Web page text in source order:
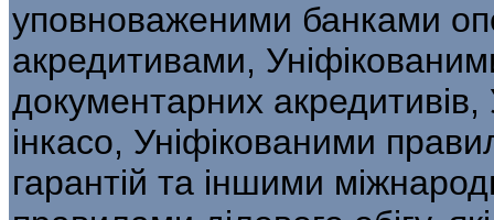
уповноваженими банками
акредитивами,
документарних
інкасо, Уніфікованими
гарантій та іншими